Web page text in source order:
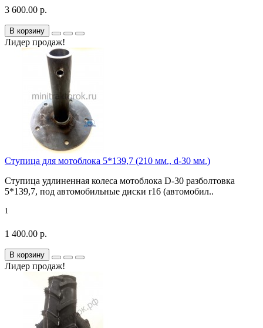
3 600.00 р.
В корзину
Лидер продаж!
Ступица для мотоблока 5*139,7 (210 мм., d-30 мм.)
Ступица удлиненная колеса мотоблока D-30 разболтовка
5*139,7, под автомобильные диски r16 (автомобил..
1
1 400.00 р.
В корзину
Лидер продаж!